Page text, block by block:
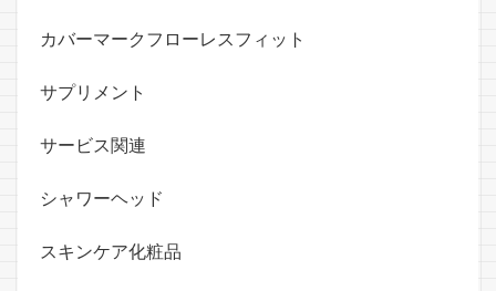
カバーマークフローレスフィット
サプリメント
サービス関連
シャワーヘッド
スキンケア化粧品